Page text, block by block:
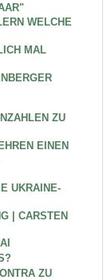
WELCHE
MAL
ZU
EINEN
UKRAINE-
| CARSTEN
ZU